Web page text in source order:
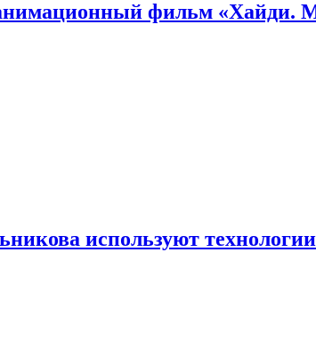
фильм «Хайди.
используют